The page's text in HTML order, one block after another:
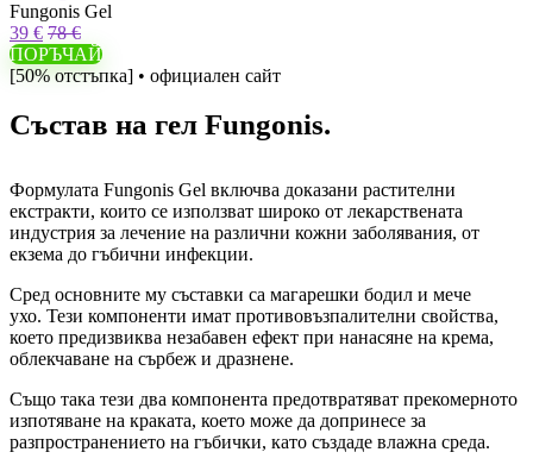
Fungonis Gel
39 € 78 €
ПОРЪЧАЙ
[50% отстъпка] • официален сайт
Състав на гел Fungonis.
Формулата Fungonis Gel включва доказани растителни
екстракти, които се използват широко от лекарствената
индустрия за лечение на различни кожни заболявания, от
екзема до гъбични инфекции.
Сред основните му съставки са магарешки бодил и мече
ухо. Тези компоненти имат противовъзпалителни свойства,
което предизвиква незабавен ефект при нанасяне на крема,
облекчаване на сърбеж и дразнене.
Също така тези два компонента предотвратяват прекомерното
изпотяване на краката, което може да допринесе за
разпространението на гъбички, като създаде влажна среда.